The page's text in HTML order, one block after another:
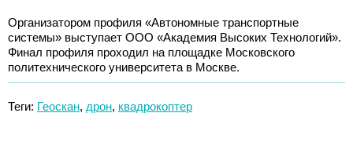
Организатором профиля «Автономные транспортные
системы» выступает ООО «Академия Высоких Технологий».
Финал профиля проходил на площадке Московского
политехнического университета в Москве.
Теги: Геоскан, дрон, квадрокоптер